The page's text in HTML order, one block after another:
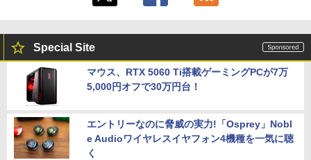
Special Site
マウス、RTX 5060 Ti搭載ゲーミングPCが7万
5,000円オフで30万円台！
エントリーなのに脅威の実力!「Osprey」Nobl
e Audioワイヤレスイヤフォン4機種を一気に聴
く